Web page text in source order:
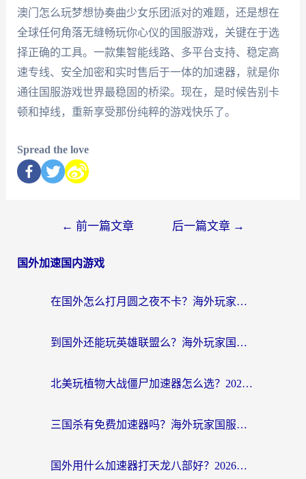
澳门怎么玩梦想协奏曲少女乐团派对的难题，还是想在
全球任何角落无缝畅玩你心仪的国服游戏，关键在于选
择正确的工具。一款集智能线路、多平台支持、稳定高
速专线、安全加密和实时售后于一体的加速器，就是你
通往国服游戏世界最稳固的桥梁。现在，是时候告别卡
顿和掉线，重新享受那份纯粹的游戏快乐了。
Spread the love
← 前一篇文章 后一篇文章 →
国外加速国内游戏
在国外怎么打月圆之夜不卡？海外玩家国服游戏加速终极指南（附巴西英国游戏适配方案）
到国外还能玩英雄联盟么？海外玩家国服游戏畅玩终极指南
北美玩植物大战僵尸加速器怎么选？2026海外党必看的国服游戏加速指南
三国杀有免费加速器吗？海外玩家国服畅玩终极指南（附泰国南非专属解决方案）
国外用什么加速器打天龙八部好？2026海外玩家国服游戏加速全攻略